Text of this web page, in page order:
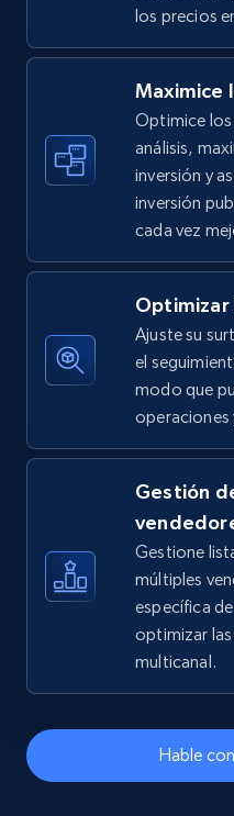
price, Final price,
TikTok Shop -
by keywords search
URL, Title, Available,
price, Final price,
TikTok Shop -
URL, Title, Available,
price, Final price,
5.4K+ 669+
Amazon sellers info
Seller id, URL, Seller
los precios
Maximice
Optimice
análisis,
inversión y
inversión
cada vez
Optimizar
Ajuste su
el
modo que
operaciones
Gestión
Gestione
múltiples
específica
optimizar
multicanal.
Hable